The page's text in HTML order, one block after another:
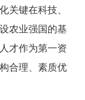
关键在科技、
农业强国的基
才作为第一资
合理、素质优